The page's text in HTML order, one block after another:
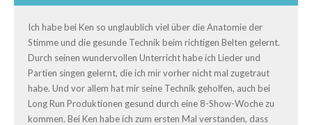
Ich habe bei Ken so unglaublich viel über die Anatomie der
Stimme und die gesunde Technik beim richtigen Belten gelernt.
Durch seinen wundervollen Unterricht habe ich Lieder und
Partien singen gelernt, die ich mir vorher nicht mal zugetraut
habe. Und vor allem hat mir seine Technik geholfen, auch bei
Long Run Produktionen gesund durch eine 8-Show-Woche zu
kommen. Bei Ken habe ich zum ersten Mal verstanden, dass